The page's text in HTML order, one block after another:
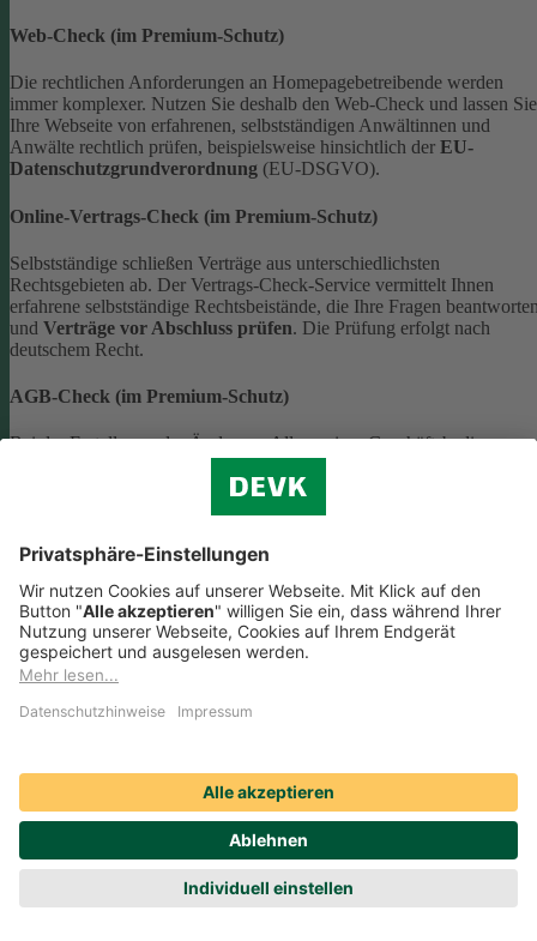
Web-Check (im Premium-Schutz)
Die rechtlichen Anforderungen an Homepagebetreibende werden
immer komplexer. Nutzen Sie deshalb den Web-Check und lassen Sie
Ihre Webseite von erfahrenen, selbstständigen Anwältinnen und
Anwälte rechtlich prüfen, beispielsweise hinsichtlich der EU-
Datenschutzgrundverordnung (EU-DSGVO).
Online-Vertrags-Check (im Premium-Schutz)
Selbstständige schließen Verträge aus unterschiedlichsten
Rechtsgebieten ab. Der Vertrags-Check-Service vermittelt Ihnen
erfahrene selbstständige Rechtsbeistände, die Ihre Fragen
und Verträge vor Abschluss prüfen. Die Prüfung erfolgt nach
deutschem Recht.
AGB-Check (im Premium-Schutz)
Bei der Erstellung oder Änderung Allgemeiner
(AGB) ist eine Vielzahl rechtlicher Vorschriften zu beachten. Wir
helfen Ihnen dabei und vermitteln Ihnen versierte selbstständige
Online-Portal der DAHAG Rechtsservices AG angeboten.
Beratungs-Rechtsschutz bei Unternehmensnachfolge
Wenn Sie Ihre Firma an eine Nachfolgerin oder einen Nachfolger
kompetente, selbstständige Rechtsanwältinnen und Rechtsanwälte,
Rechtsschutz an:0221 757-1996.
Produktservices Krankenversicherung: Welche
Vorteile bietet mir die Krankenversicherungs-App der
DEVK?